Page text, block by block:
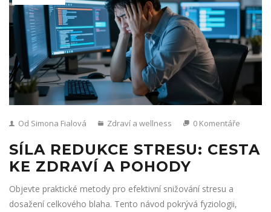
Od Simona Fialová Zdraví a wellness 0 Komentáře
SÍLA REDUKCE STRESU: CESTA
KE ZDRAVÍ A POHODY
Objevte praktické metody pro efektivní snižování stresu a
dosažení celkového blaha. Tento návod pokrývá fyziologii,